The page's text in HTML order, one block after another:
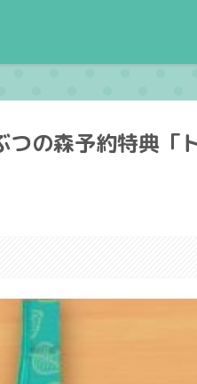
の森予約特典「